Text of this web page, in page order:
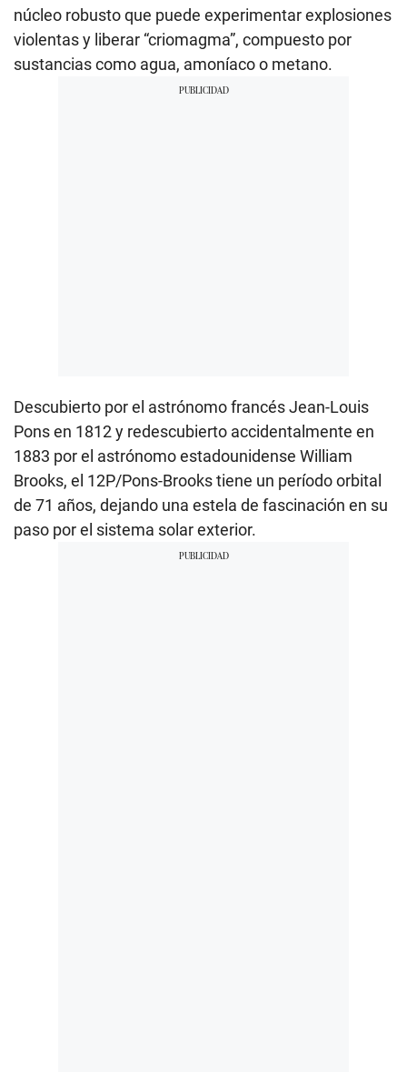
núcleo robusto que puede experimentar explosiones
violentas y liberar “criomagma”, compuesto por
sustancias como agua, amoníaco o metano.
Descubierto por el astrónomo francés Jean-Louis
Pons en 1812 y redescubierto accidentalmente en
1883 por el astrónomo estadounidense William
Brooks, el 12P/Pons-Brooks tiene un período orbital
de 71 años, dejando una estela de fascinación en su
paso por el sistema solar exterior.